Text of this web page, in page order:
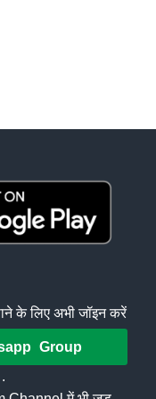
के लिए अभी जॉइन करें
Group
.